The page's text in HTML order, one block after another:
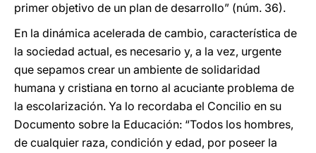
primer objetivo de un plan de desarrollo” (núm. 36).
En la dinámica acelerada de cambio, característica de
la sociedad actual, es necesario y, a la vez, urgente
que sepamos crear un ambiente de solidaridad
humana y cristiana en torno al acuciante problema de
la escolarización. Ya lo recordaba el Concilio en su
Documento sobre la Educación: “Todos los hombres,
de cualquier raza, condición y edad, por poseer la